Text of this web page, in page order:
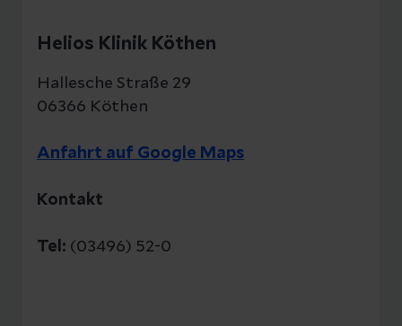
Helios Klinik Köthen
Hallesche Straße 29
06366 Köthen
Anfahrt auf Google Maps
Kontakt
Tel: (03496) 52-0